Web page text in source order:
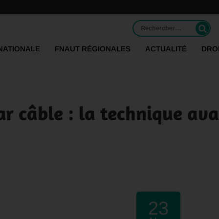
Rechercher :
FNAUT RÉGIONALES ACTUALITÉ
câble : la technique
23